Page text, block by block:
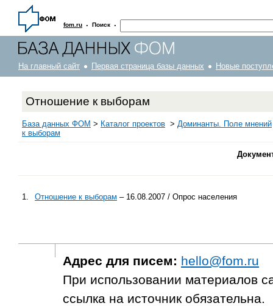
fom.ru · Поиск ·
На главный сайт Первая страница базы данных Новые
Отношение к выборам
База данных ФОМ > Каталог проектов > Доминанты. Поле мнений
к выборам
1. Отношение к выборам – 16.08.2007 / Опрос населения
Адрес для писем: hello@fom.ru
При использовании материалов
ссылка на источник обязательна.